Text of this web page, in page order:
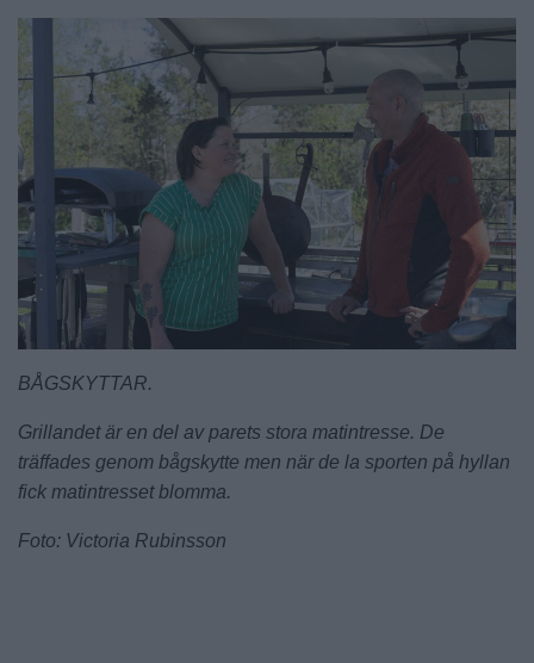
BÅGSKYTTAR.
Grillandet är en del av parets stora matintresse. De
träffades genom bågskytte men när de la sporten på hyllan
fick matintresset blomma.
Foto: Victoria Rubinsson